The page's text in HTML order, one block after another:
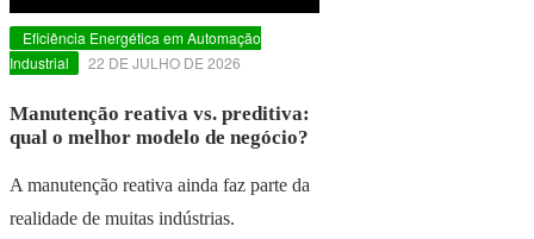
Eficiência Energética em Automação
Industrial
22 DE JULHO DE 2026
Manutenção reativa vs. preditiva:
qual o melhor modelo de negócio?
A manutenção reativa ainda faz parte da
realidade de muitas indústrias.